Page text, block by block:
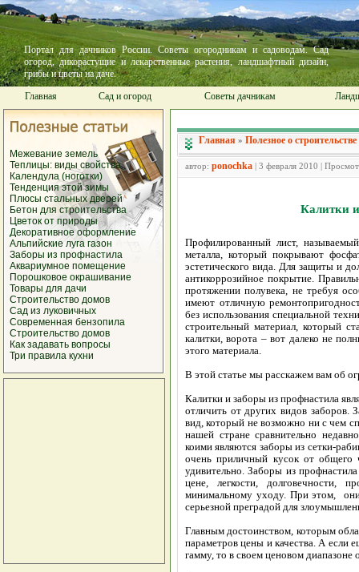
Портал для дачников России. Советы огородникам и садоводам. Сад
огород, дикорастущие и лекарственные растения, ландшафтный дизайн,
грибы и цветы на даче.
Главная
Сад и огород Советы дачникам
Межевание земель
Теплицы: виды свойства
Календула (ноготки)
Тенденция этой зимы
Плюсы стальных дверей
Бетон для строительства
Цветок от природы
Декоративное оформление
Альпийские луга газон
Заборы из профнастила
Аквариумное помещение
Порошковое окрашивание
Товары для дачи
Строительство домов
Сад из луковичных
Современная бензопила
Строительство домов
Как задавать вопросы
Три правила кухни
Главная » Полезное о строительстве
автор: ponochka | 3 февраля 2010 |
Калитки
Профилированный лист,
металла, который покрывают
эстетического вида. Для защиты и
антикоррозийное покрытие.
протяжении полувека, не требуя
имеют отличную
без использования специальной
строительный материал, который
калитки, ворота – вот далеко не
этого материала.
В этой статье мы расскажем вам об
Калитки и заборы из профнастила
отличить от других видов заборов.
вид, который не возможно ни с чем
нашей стране сравнительно
коими являются заборы из сетки-
очень приличный кусок от общего
удивительно. Заборы из
цене, легкости, долговечности,
минимальному уходу. При этом, они
серьезной преградой для
Главным достоинством, которым
параметров цены и качества. А
гамму, то в своем ценовом